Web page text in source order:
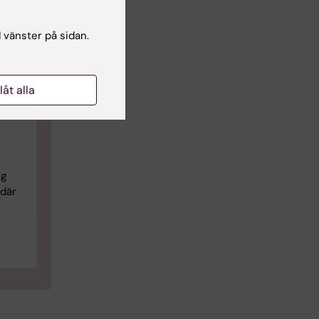
på sidan.
alla